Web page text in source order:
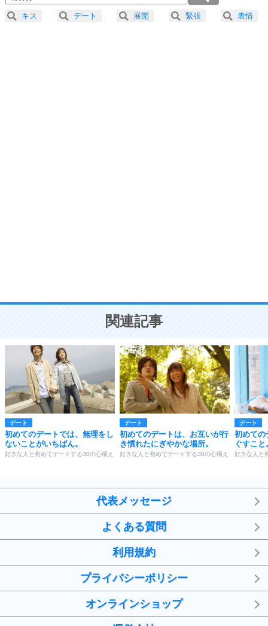
ことが大切。
2.5倍速 （184KB 46秒）
3.0倍速 （154KB 39秒）
キス デート 展開 緊張 表情
関連記事
デート
初めてのデートでは、無理をし
ないことがいちばん。
好きな人と初めてデートする30の心構え
デート
初めてのデートは、お互いが行
き慣れたにぎやかな場所。
好きな人と初めてデートする30の心構え
デート
初めての
ぐすこと
好きな人と
代表メッセージ
よくある質問
利用規約
プライバシーポリシー
オンラインショップ